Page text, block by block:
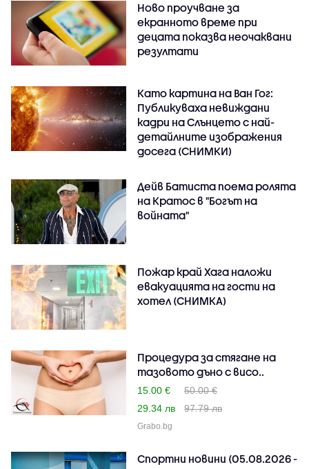
Ново проучване за
екранното време при
децата показва неочаквани
резултати
Като картина на Ван Гог:
Публикуваха невиждани
кадри на Слънцето с най-
детайлните изображения
досега (СНИМКИ)
Дейв Батиста поема ролята
на Кратос в "Богът на
войната"
Пожар край Хага наложи
евакуацията на гости на
хотел (СНИМКА)
Процедура за стягане на
тазовото дъно с висо..
15.00 €
50.00 €
29.34 лв
97.79 лв
Grabo.bg
Спортни новини (05.08.2026 -